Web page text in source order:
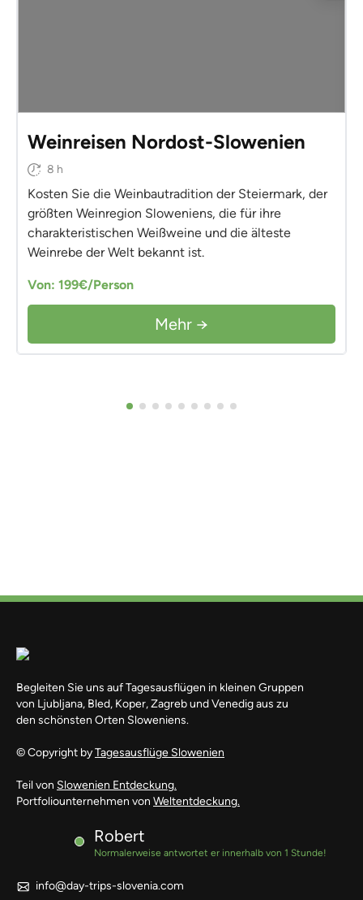
Weinreisen Nordost-Slowenien
8 h
Kosten Sie die Weinbautradition der Steiermark, der
größten Weinregion Sloweniens, die für ihre
charakteristischen Weißweine und die älteste
Weinrebe der Welt bekannt ist.
Von: 199€/Person
Mehr →
Begleiten Sie uns auf Tagesausflügen in kleinen Gruppen
von Ljubljana, Bled, Koper, Zagreb und Venedig aus zu
den schönsten Orten Sloweniens.
© Copyright byTagesausflüge Slowenien
Teil von Slowenien Entdeckung.
Portfoliounternehmen von Weltentdeckung.
Robert
Normalerweise antwortet er innerhalb von 1 Stunde!
info@day-trips-slovenia.com